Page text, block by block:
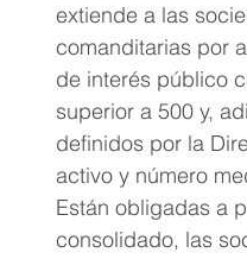
extiende a las
comanditarias por
de interés público
superior a 500 y,
definidos por la
activo y número
Están obligadas a
consolidado, las